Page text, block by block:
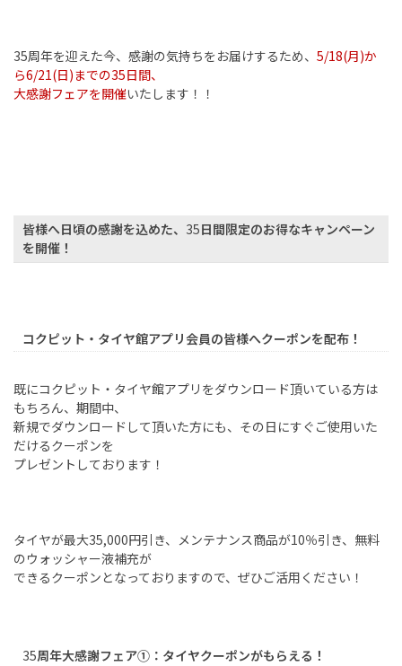
35周年を迎えた今、感謝の気持ちをお届けするため、 5/18(月)か
ら6/21(日)までの35日間、
大感謝フェアを開催いたします！！
皆様へ日頃の感謝を込めた、 35日間限定のお得なキャンペーン
を開催！
コクピット・タイヤ館アプリ会員の皆様へクーポンを配布！
既にコクピット・タイヤ館アプリをダウンロード頂いている方は
もちろん、期間中、
新規でダウンロードして頂いた方にも、その日にすぐご使用いた
だけるクーポンを
プレゼントしております！
タイヤが最大35,000円引き、メンテナンス商品が10％引き、無料
のウォッシャー液補充が
できるクーポンとなっておりますので、ぜひご活用ください！
35周年大感謝フェア①：タイヤクーポンがもらえる！